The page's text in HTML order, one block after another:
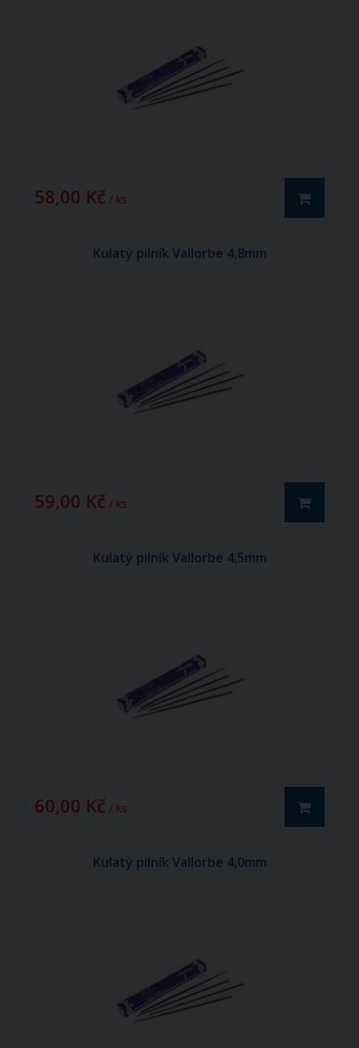
58,00 Kč / ks
Kulatý pilník Vallorbe 4,8mm
59,00 Kč / ks
Kulatý pilník Vallorbe 4,5mm
60,00 Kč / ks
Kulatý pilník Vallorbe 4,0mm